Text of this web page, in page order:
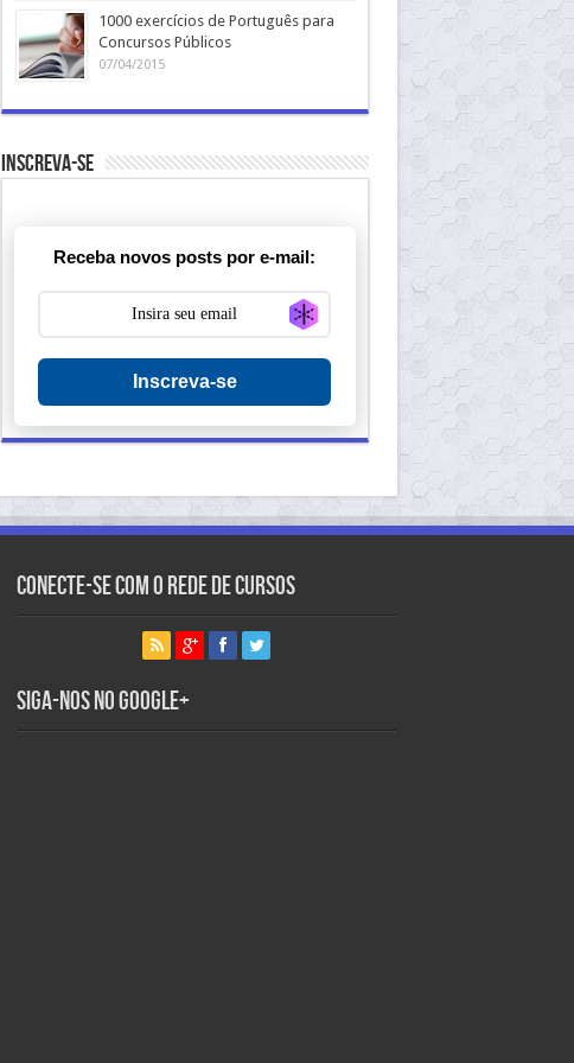
1000 exercícios de Português para
Concursos Públicos
07/04/2015
Inscreva-se
Receba novos posts por e-mail:
Inscreva-se
Conecte-se com o Rede de Cursos
Siga-nos no Google+